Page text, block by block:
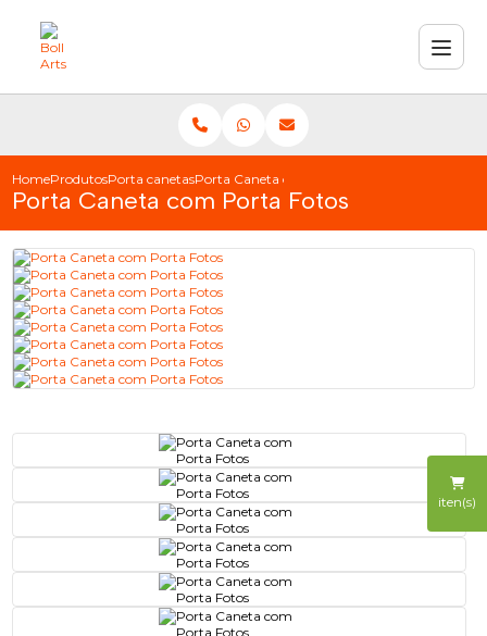
iten(s)
HomeProdutosPorta canetasPorta Caneta com Porta Fotos
Porta Caneta com Porta Fotos